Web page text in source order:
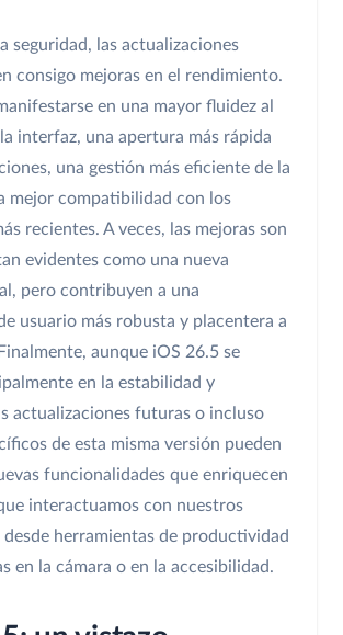
seguridad, las actualizaciones
consigo mejoras en el rendimiento.
en una mayor fluidez al
interfaz, una apertura más rápida
una gestión más eficiente de la
mejor compatibilidad con los
recientes. A veces, las mejoras son
evidentes como una nueva
pero contribuyen a una
usuario más robusta y placentera a
aunque iOS 26.5 se
en la estabilidad y
actualizaciones futuras o incluso
de esta misma versión pueden
funcionalidades que enriquecen
interactuamos con nuestros
herramientas de productividad
en la cámara o en la accesibilidad.